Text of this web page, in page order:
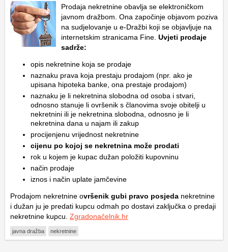
Prodaja nekretnine obavlja se elektroničkom
javnom dražbom. Ona započinje objavom poziva
na sudjelovanje u e-Dražbi koji se objavljuje na
internetskim stranicama Fine. Uvjeti prodaje
sadrže:
opis nekretnine koja se prodaje
naznaku prava koja prestaju prodajom (npr. ako je
upisana hipoteka banke, ona prestaje prodajom)
naznaku je li nekretnina slobodna od osoba i stvari,
odnosno stanuje li ovršenik s članovima svoje obitelji u
nekretnini ili je nekretnina slobodna, odnosno je li
nekretnina dana u najam ili zakup
procijenjenu vrijednost nekretnine
cijenu po kojoj se nekretnina može prodati
rok u kojem je kupac dužan položiti kupovninu
način prodaje
iznos i način uplate jamčevine
Prodajom nekretnine ovršenik gubi pravo posjeda nekretnine
i dužan ju je predati kupcu odmah po dostavi zaključka o predaji
nekretnine kupcu. Zgradonačelnik.hr
javna dražba nekretnine